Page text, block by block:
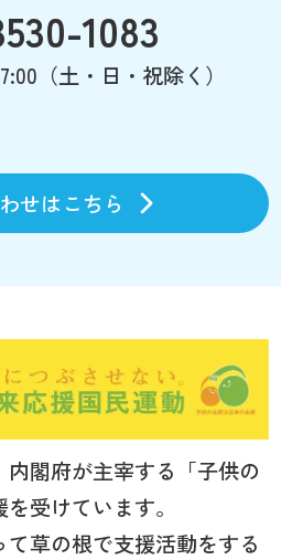
1083
（土・日・祝除く）
せはこちら
閣府が主宰する「子供の
受けています。
草の根で支援活動をする